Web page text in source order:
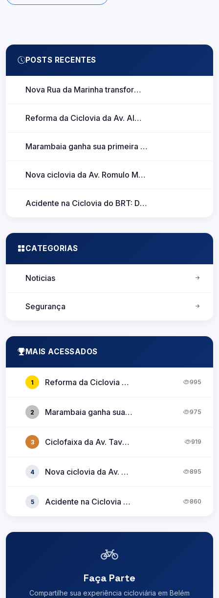
POSTS RECENTES
Nova Rua da Marinha transforma mobilidade de ciclistas na Marambaia
Reforma da Ciclovia da Av. Almirante Barroso no perímetro entre Tv. Perebebuí e Lomas Valentinas
Marambaia ganha sua primeira ciclofaixa após inauguração parcial da Rua da Marinha
Nova ciclovia da Av. Romulo Maiorana
Acidente na Ciclovia do BRT: Destroços Obstruem a Passagem dos Ciclistas
CATEGORIAS
Noticias
Segurança
MAIS ACESSADOS
1 Reforma da Ciclovia da Av. Almirante Barroso no perímetro entre Tv. Perebebuí e Lomas Valentinas 995
2 Marambaia ganha sua primeira ciclofaixa após inauguração parcial da Rua da Marinha 975
3 Ciclofaixa da Av. Tavares Bastos com buraco ocupando quase toda a via 919
4 Nova ciclovia da Av. Romulo Maiorana 895
5 Acidente na Ciclovia do BRT: Destroços Obstruem a Passagem dos Ciclistas 860
Faça Parte
Compartilhe sua experiência cicloviária em Belém